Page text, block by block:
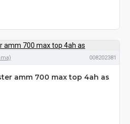
008202381
amm 700 max top 4ah as